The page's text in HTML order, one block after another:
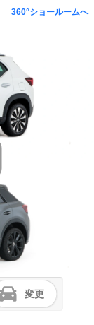
360°ショールームへ
変更